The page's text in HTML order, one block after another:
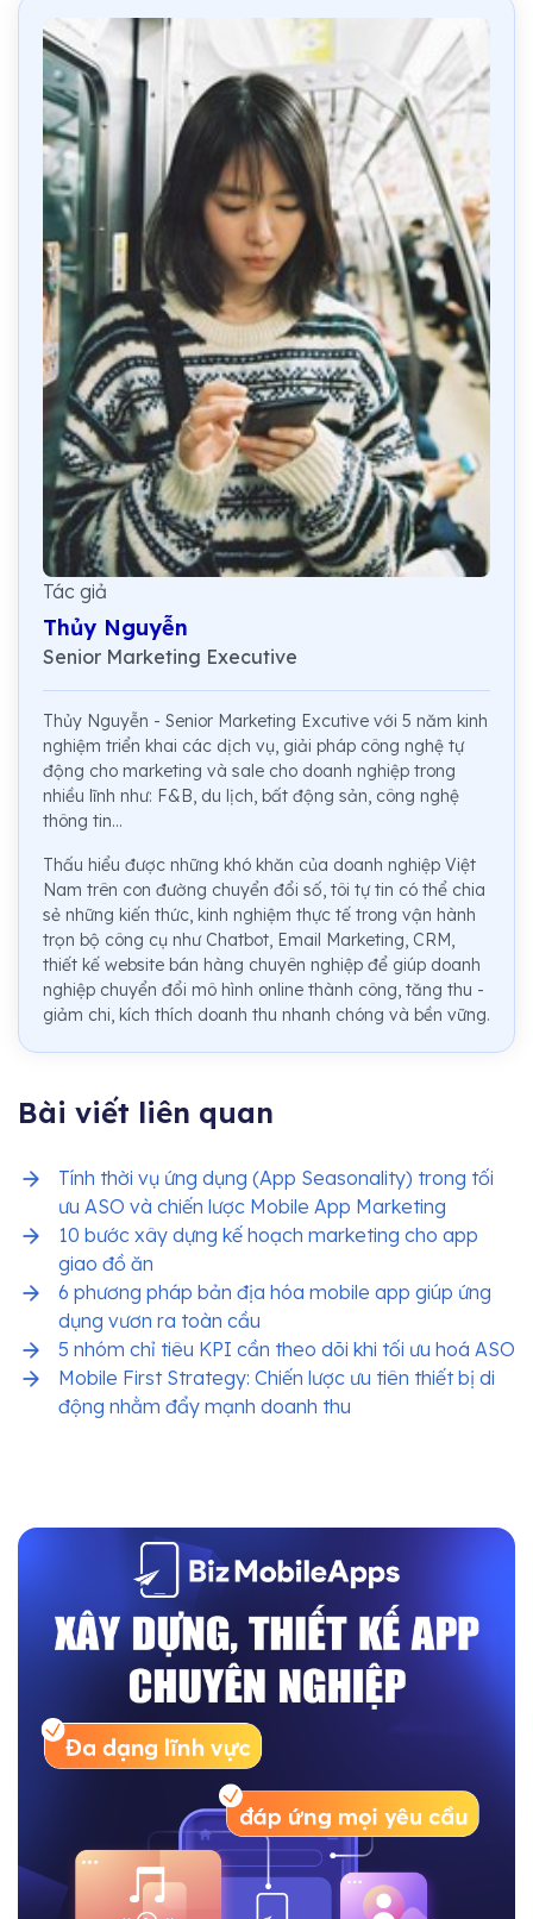
Tác giả
Thủy Nguyễn
Senior Marketing Executive
Thủy Nguyễn - Senior Marketing Excutive với 5 năm kinh
nghiệm triển khai các dịch vụ, giải pháp công nghệ tự
động cho marketing và sale cho doanh nghiệp trong
nhiều lĩnh như: F&B, du lịch, bất động sản, công nghệ
thông tin...
Thấu hiểu được những khó khăn của doanh nghiệp Việt
Nam trên con đường chuyển đổi số, tôi tự tin có thể chia
sẻ những kiến thức, kinh nghiệm thực tế trong vận hành
trọn bộ công cụ như Chatbot, Email Marketing, CRM,
thiết kế website bán hàng chuyên nghiệp để giúp doanh
nghiệp chuyển đổi mô hình online thành công, tăng thu -
giảm chi, kích thích doanh thu nhanh chóng và bền vững.
Bài viết liên quan
Tính thời vụ ứng dụng (App Seasonality) trong tối
ưu ASO và chiến lược Mobile App Marketing
10 bước xây dựng kế hoạch marketing cho app
giao đồ ăn
6 phương pháp bản địa hóa mobile app giúp ứng
dụng vươn ra toàn cầu
5 nhóm chỉ tiêu KPI cần theo dõi khi tối ưu hoá ASO
Mobile First Strategy: Chiến lược ưu tiên thiết bị di
động nhằm đẩy mạnh doanh thu